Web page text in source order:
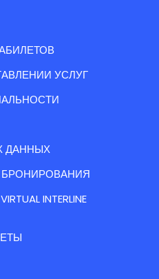
УСЛУГ
ДАННЫХ
БРОНИРОВАНИЯ
INTERLINE